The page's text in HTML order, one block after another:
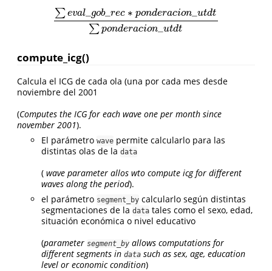
∑eval_gob_rec ∗ ponderacion_utdt
∑ponderacion _utdt
∑eval_gob_rec∗ponderacion_utdt∑ponder
compute_icg()
Calcula el ICG de cada ola (una por cada mes desde
noviembre del 2001
(Computes the ICG for each wave one per month since
november 2001).
El parámetro wave permite calcularlo para las
distintas olas de la data
( wave parameter allos wto compute icg for different
waves along the period).
el parámetro segment_by calcularlo según distintas
segmentaciones de la data tales como el sexo, edad,
situación económica o nivel educativo
(parameter segment_by allows computations for
different segments in data such as sex, age, education
level or economic condition)